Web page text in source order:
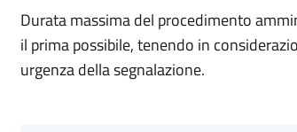
Durata massima del procedimento
il prima possibile, tenendo in
urgenza della segnalazione.